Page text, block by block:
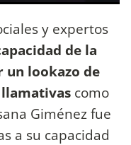
y expertos
de la
un lookazo de
como
Giménez fue
a su capacidad